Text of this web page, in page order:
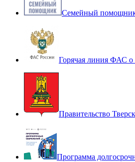
Семейный помощник
Горячая линия ФАС о
Правительство
Программа